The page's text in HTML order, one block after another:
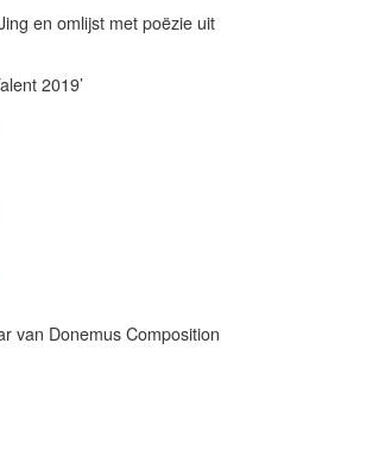
en omlijst met poëzie uit
2019’
van Donemus Composition